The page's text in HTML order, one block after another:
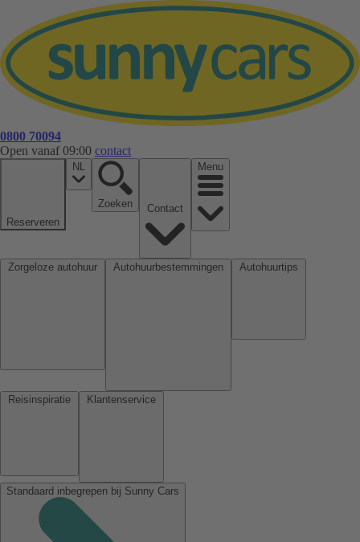
0800 70094
Open vanaf 09:00 contact
Reserveren
NL
Zoeken
Menu
Standaard inbegrepen bij Sunny Cars